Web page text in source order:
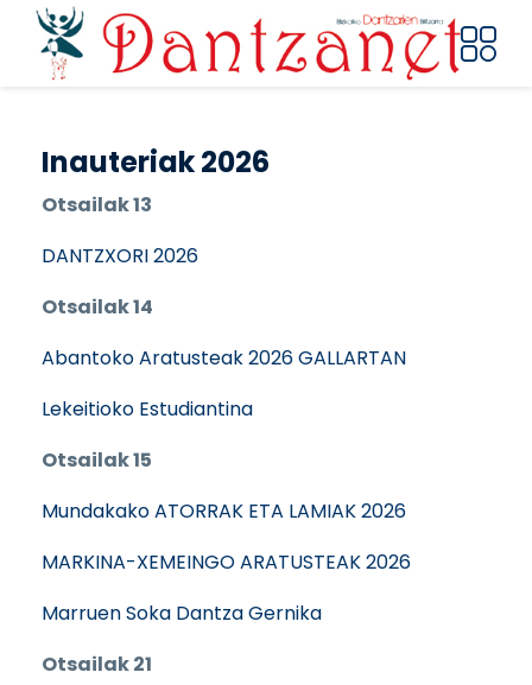
Pasar al contenido principal
Inauteriak 2026
Otsailak 13
DANTZXORI 2026
Otsailak 14
Abantoko Aratusteak 2026 GALLARTAN
Lekeitioko Estudiantina
Otsailak 15
Mundakako ATORRAK ETA LAMIAK 2026
MARKINA-XEMEINGO ARATUSTEAK 2026
Marruen Soka Dantza Gernika
Otsailak 21